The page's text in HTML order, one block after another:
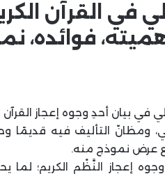
في القرآن
فوائده،
في بيان أحدِ وجوه إعجاز
التأليف فيه قديمًا
عرض نموذج منه.
إعجاز النَّظْم الكريم؛ لما